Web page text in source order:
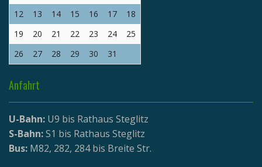
12
13 14 15 16 17
18
19
20 21 22 23 24
25
26
27 28 29 30 31
Anfahrt
U-Bahn: U9 bis Rathaus Steglitz
S-Bahn:S1 bis Rathaus Steglitz
Bus: M82, 282, 284 bis Breite Str.